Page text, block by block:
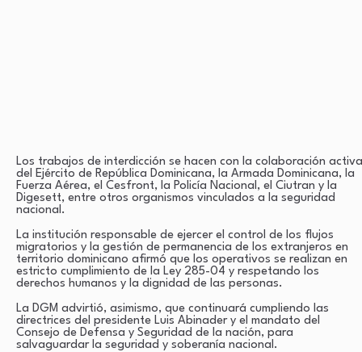
Los trabajos de interdicción se hacen con la colaboración activa
del Ejército de República Dominicana, la Armada Dominicana, la
Fuerza Aérea, el Cesfront, la Policía Nacional, el Ciutran y la
Digesett, entre otros organismos vinculados a la seguridad
nacional.
La institución responsable de ejercer el control de los flujos
migratorios y la gestión de permanencia de los extranjeros en
territorio dominicano afirmó que los operativos se realizan en
estricto cumplimiento de la Ley 285-04 y respetando los
derechos humanos y la dignidad de las personas.
La DGM advirtió, asimismo, que continuará cumpliendo las
directrices del presidente Luis Abinader y el mandato del
Consejo de Defensa y Seguridad de la nación, para
salvaguardar la seguridad y soberanía nacional.